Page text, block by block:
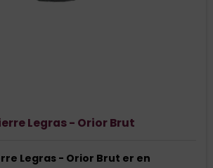
Legras - Orior Brut
Legras - Orior Brut er en